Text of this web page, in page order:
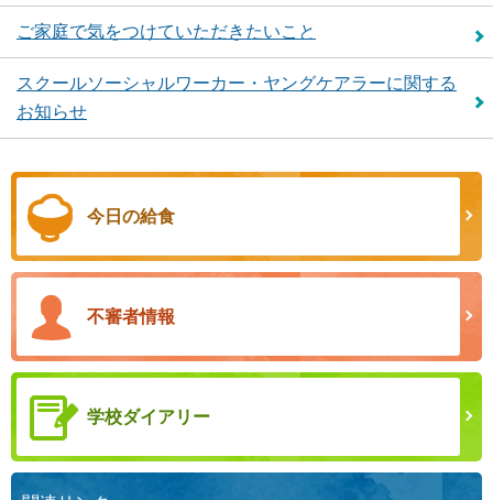
ご家庭で気をつけていただきたいこと
スクールソーシャルワーカー・ヤングケアラーに関する
お知らせ
今日の給食
不審者情報
学校ダイアリー